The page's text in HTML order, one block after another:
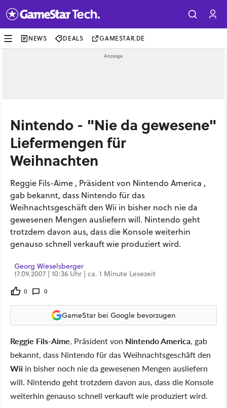
NEWS DEALS GAMESTAR.DE
Nintendo - "Nie da gewesene"
Liefermengen für
Weihnachten
Reggie Fils-Aime , Präsident von Nintendo America ,
gab bekannt, dass Nintendo für das
Weihnachtsgeschäft den Wii in bisher noch nie da
gewesenen Mengen ausliefern will. Nintendo geht
trotzdem davon aus, dass die Konsole weiterhin
genauso schnell verkauft wie produziert wird.
Georg Wieselsberger
17.09.2007 | 10:36 Uhr | ca. 1 Minute Lesezeit
0 0
GameStar bei Google bevorzugen
Reggie Fils-Aime, Präsident von Nintendo America, gab
bekannt, dass Nintendo für das Weihnachtsgeschäft den
Wii in bisher noch nie da gewesenen Mengen ausliefern
will. Nintendo geht trotzdem davon aus, dass die Konsole
weiterhin genauso schnell verkauft wie produziert wird.